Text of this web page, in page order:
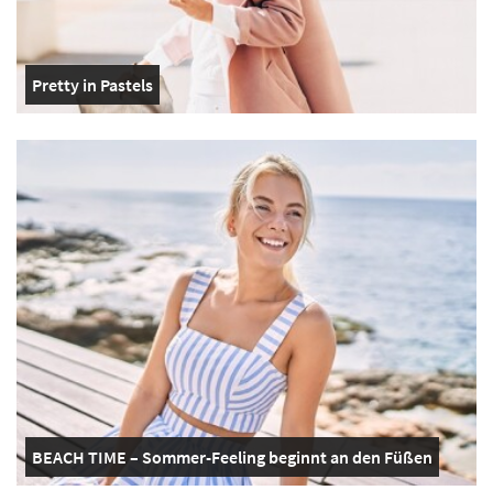
Pretty in Pastels
BEACH TIME – Sommer-Feeling beginnt an den Füßen